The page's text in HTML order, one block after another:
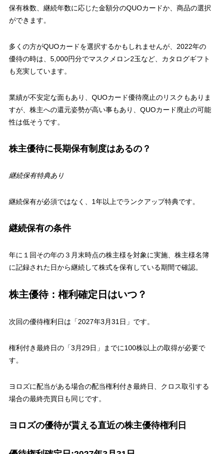
保有株数、継続年数に応じた金額分のQUOカードか、商品の選択
ができます。
多くの方がQUOカードを選択するかもしれませんが、2022年の
優待の時は、5,000円分でマスクメロン2玉など、カタログギフト
も充実しています。
業績が不安定な面もあり、QUOカード優待廃止のリスクもありま
すが、株主への還元姿勢が高い事もあり、QUOカード廃止の可能
性は低そうです。
株主優待に長期保有制度はあるの？
継続保有特典あり
継続保有が必須ではなく、1年以上でランクアップ特典です。
継続保有の条件
年に１回その年の３月末時点の株主様を対象に実施、株主様名簿
に記録された日から継続して株式を保有している期間で確認。
株主優待：権利確定日はいつ？
次回の優待権利日は「2027年3月31日」です。
権利付き最終日の「3月29日」までに100株以上の取得が必要で
す。
ヨロズに配当がある場合の配当権利付き最終日、クロス取引する
場合の最終売買日も同じです。
ヨロズの優待が貰える直近の株主優待権利日